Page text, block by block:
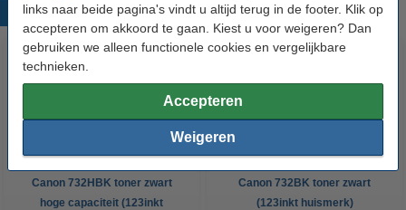
links naar beide pagina's vindt u altijd terug in de footer. Klik op
accepteren om akkoord te gaan. Kiest u voor weigeren? Dan
gebruiken we alleen functionele cookies en vergelijkbare
technieken.
Accepteren
Weigeren
Populaire producten
Canon 732HBK toner zwart
hoge capaciteit (123inkt
Canon 732BK toner zwart
(123inkt huismerk)